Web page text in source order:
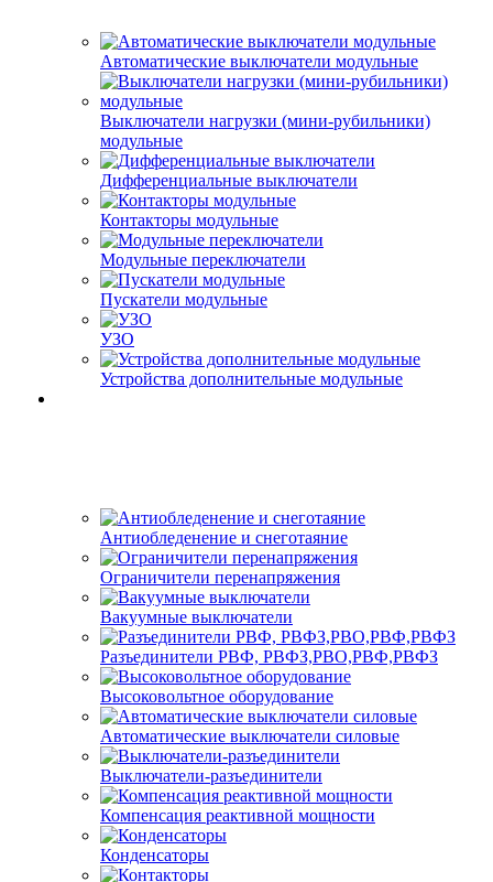
Автоматические выключатели модульные
Выключатели нагрузки (мини-рубильники)
модульные
Дифференциальные выключатели
Контакторы модульные
Модульные переключатели
Пускатели модульные
УЗО
Устройства дополнительные модульные
Антиобледенение и снеготаяние
Ограничители перенапряжения
Вакуумные выключатели
Разъединители РВФ, РВФЗ,РВО,РВФ,РВФЗ
Высоковольтное оборудование
Автоматические выключатели cиловые
Выключатели-разъединители
Компенсация реактивной мощности
Конденсаторы